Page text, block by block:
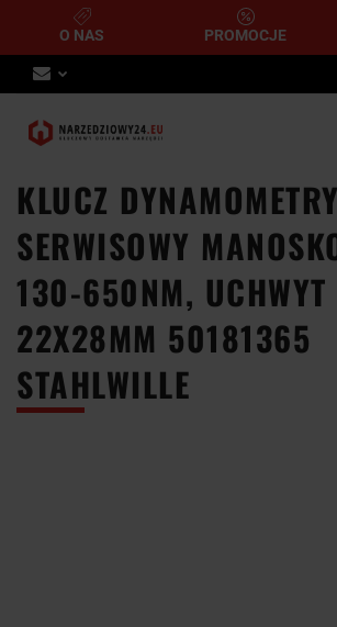
O NAS PROMOCJE
KLUCZ
SERWISOWY
130-650NM, UCHWYT
22X28MM 50181365
STAHLWILLE